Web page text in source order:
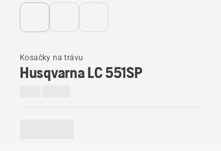
Kosačky na trávu
Husqvarna LC 551SP